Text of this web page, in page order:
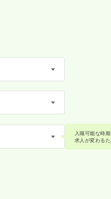
入職可能な時
求人が変わる